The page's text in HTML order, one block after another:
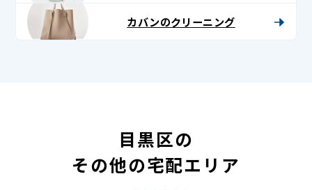
カバンのクリーニング
目黒区の
その他の宅配エリア